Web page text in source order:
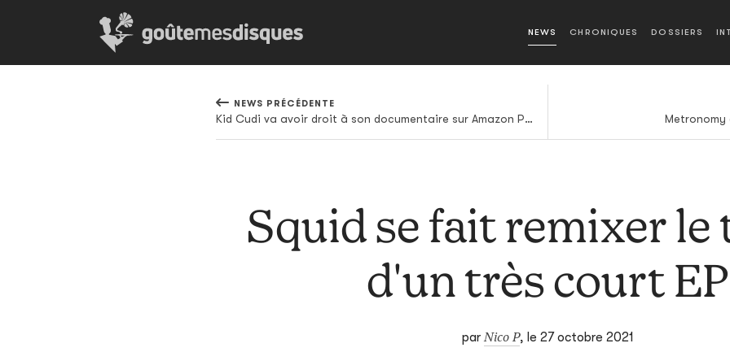
NEWS CHRONIQUES DOSSIERS
NEWS PRÉCÉDENTE
Kid Cudi va avoir droit à son documentaire sur Amazon Prime
Squid se fait remixer le
d'un très court EP
parNico P, le 27 octobre 2021